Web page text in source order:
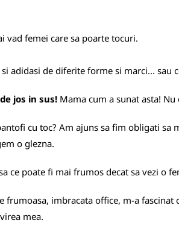
vad femei care sa poarte tocuri.
adidasi de diferite forme si marci... sau
jos in sus! Mama cum a sunat asta!
cu toc? Am ajuns sa fim obligati sa
o glezna.
ce poate fi mai frumos decat sa vezi o
imbracata office, m-a
mea.